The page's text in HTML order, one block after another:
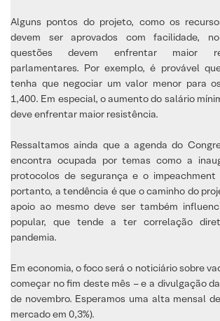
Alguns pontos do projeto, como os
devem ser aprovados com facilidade,
questões devem enfrentar maior
parlamentares. Por exemplo, é provável
tenha que negociar um valor menor para
1,400. Em especial, o aumento do salário
deve enfrentar maior resistência.
Ressaltamos ainda que a agenda do
encontra ocupada por temas como a
protocolos de segurança e o impeachment
portanto, a tendência é que o caminho do
apoio ao mesmo deve ser também
popular, que tende a ter correlação
pandemia.
Em economia, o foco será o noticiário sobre
começar no fim deste mês – e a divulgação
de novembro. Esperamos uma alta mensal
mercado em 0,3%).